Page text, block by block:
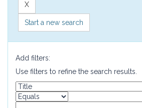
Start a new search
Add filters:
Use filters to refine the search results.